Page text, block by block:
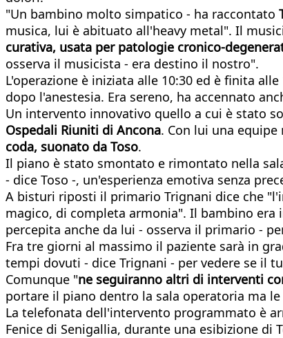
"Un bambino molto simpatico - ha raccontato
musica, lui è abituato all'heavy metal". Il
curativa, usata per patologie cronico-
osserva il musicista - era destino il nostro".
L'operazione è iniziata alle 10:30 ed è finita
dopo l'anestesia. Era sereno, ha accennato
Un intervento innovativo quello a cui è stato
Ospedali Riuniti di Ancona. Con lui una
coda, suonato da Toso.
Il piano è stato smontato e rimontato nella
- dice Toso -, un'esperienza emotiva senza
A bisturi riposti il primario Trignani dice che
magico, di completa armonia". Il bambino era
percepita anche da lui - osserva il primario -
Fra tre giorni al massimo il paziente sarà in
tempi dovuti - dice Trignani - per vedere se il
Comunque "ne seguiranno altri di interventi
portare il piano dentro la sala operatoria ma
La telefonata dell'intervento programmato è
Fenice di Senigallia, durante una esibizione di